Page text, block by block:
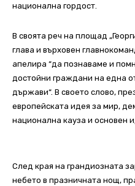
национална гордост.
В своята реч на площад
глава и върховен
апелира “да познаваме и
достойни граждани на една
държави“. В своето слово,
европейската идея за мир,
национална кауза и основен
След края на грандиозната
небето в празничната нощ,